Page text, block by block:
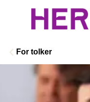
Logg inn kunde
For tolker